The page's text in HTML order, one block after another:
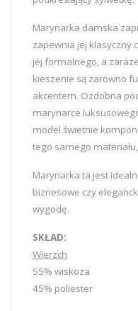
Marynarka damska
zapewnia jej klasyczny
jej formalnego, a
kieszenie są zarówno
akcentem. Ozdobna
marynarce
model świetnie
tego samego
Marynarka ta jest
biznesowe czy
wygodę.
SKŁAD:
Wierzch
55% wiskoza
45% poliester